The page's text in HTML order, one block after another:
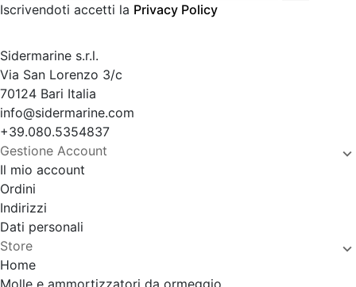
Iscrivendoti accetti la Privacy Policy
Sidermarine s.r.l.
Via San Lorenzo 3/c
70124 Bari Italia
info@sidermarine.com
+39.080.5354837
Gestione Account
Il mio account
Ordini
Indirizzi
Dati personali
Store
Home
Molle e ammortizzatori da ormeggio